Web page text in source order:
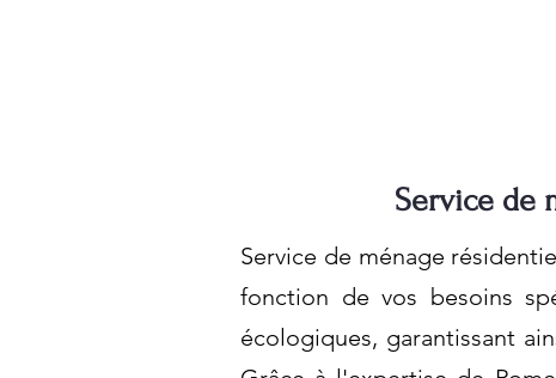
Service de
Service de ménage
fonction de vos besoins
écologiques, garantissant